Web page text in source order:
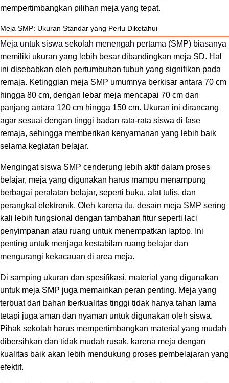
mempertimbangkan pilihan meja yang tepat.
Meja SMP: Ukuran Standar yang Perlu Diketahui
Meja untuk siswa sekolah menengah pertama (SMP) biasanya
memiliki ukuran yang lebih besar dibandingkan meja SD. Hal
ini disebabkan oleh pertumbuhan tubuh yang signifikan pada
remaja. Ketinggian meja SMP umumnya berkisar antara 70 cm
hingga 80 cm, dengan lebar meja mencapai 70 cm dan
panjang antara 120 cm hingga 150 cm. Ukuran ini dirancang
agar sesuai dengan tinggi badan rata-rata siswa di fase
remaja, sehingga memberikan kenyamanan yang lebih baik
selama kegiatan belajar.
Mengingat siswa SMP cenderung lebih aktif dalam proses
belajar, meja yang digunakan harus mampu menampung
berbagai peralatan belajar, seperti buku, alat tulis, dan
perangkat elektronik. Oleh karena itu, desain meja SMP sering
kali lebih fungsional dengan tambahan fitur seperti laci
penyimpanan atau ruang untuk menempatkan laptop. Ini
penting untuk menjaga kestabilan ruang belajar dan
mengurangi kekacauan di area meja.
Di samping ukuran dan spesifikasi, material yang digunakan
untuk meja SMP juga memainkan peran penting. Meja yang
terbuat dari bahan berkualitas tinggi tidak hanya tahan lama
tetapi juga aman dan nyaman untuk digunakan oleh siswa.
Pihak sekolah harus mempertimbangkan material yang mudah
dibersihkan dan tidak mudah rusak, karena meja dengan
kualitas baik akan lebih mendukung proses pembelajaran yang
efektif.